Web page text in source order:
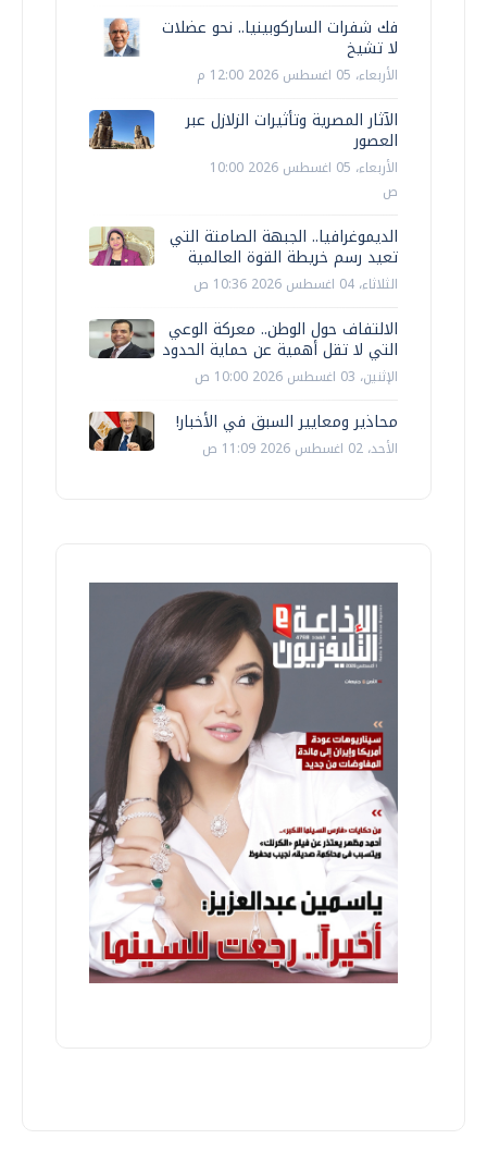
فك شفرات الساركوبينيا.. نحو عضلات
لا تشيخ
الأربعاء، 05 اغسطس 2026 12:00 م
الآثار المصرية وتأثيرات الزلازل عبر
العصور
الأربعاء، 05 اغسطس 2026 10:00
ص
الديموغرافيا.. الجبهة الصامتة التي
تعيد رسم خريطة القوة العالمية
الثلاثاء، 04 اغسطس 2026 10:36 ص
الالتفاف حول الوطن.. معركة الوعي
التي لا تقل أهمية عن حماية الحدود
الإثنين، 03 اغسطس 2026 10:00 ص
محاذير ومعايير السبق في الأخبار!
الأحد، 02 اغسطس 2026 11:09 ص